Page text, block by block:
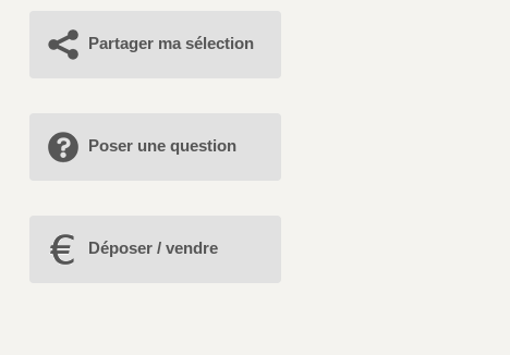
Partager ma sélection
Poser une question
Déposer / vendre